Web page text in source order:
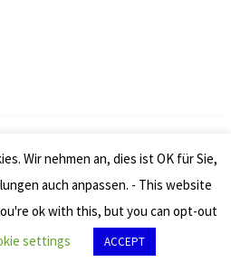
Wir nehmen an, dies ist OK für Sie,
auch anpassen. - This website
ok with this, but you can opt-out
settings ACCEPT